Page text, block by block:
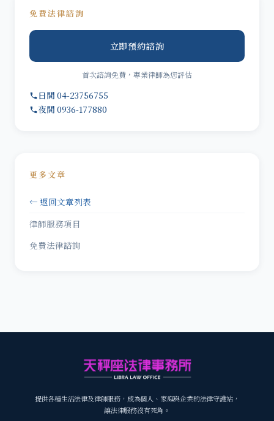
免費法律諮詢
立即預約諮詢
首次諮詢免費，專業律師為您評估
日間 04-23756755
夜間 0936-177880
更多文章
← 返回文章列表
律師服務項目
免費法律諮詢
提供各種生活法律及律師服務，成為個人、家庭與企業的法律守護站，
讓法律服務沒有死角。